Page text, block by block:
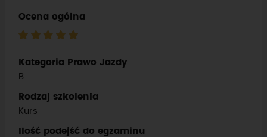
Ocena ogólna
Kategoria Prawo Jazdy
B
Rodzaj szkolenia
Kurs
Ilość podejść do egzaminu